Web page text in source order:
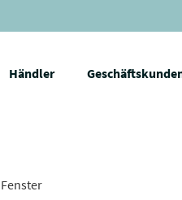
Händler
Fenster